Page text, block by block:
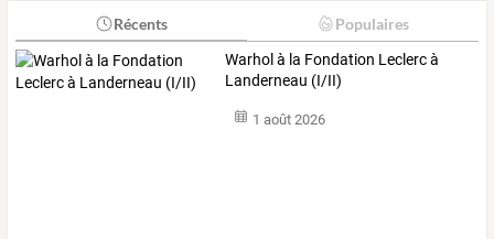
Récents Populaires
Warhol à la Fondation Leclerc à
Landerneau (I/II)
1 août 2026